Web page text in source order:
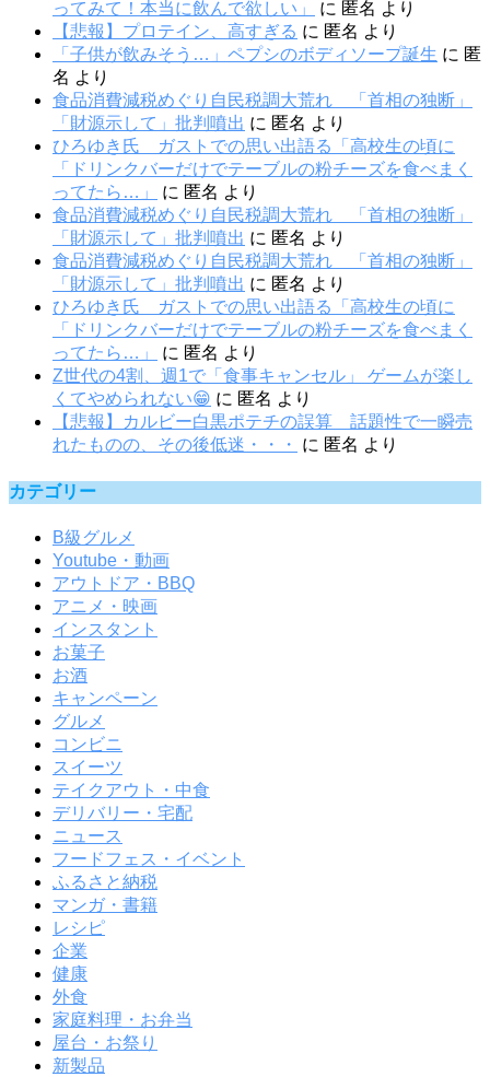
ってみて！本当に飲んで欲しい」 に 匿名 より
【悲報】プロテイン、高すぎる に 匿名 より
「子供が飲みそう…」ペプシのボディソープ誕生 に 匿
名 より
食品消費減税めぐり自民税調大荒れ 「首相の独断」
「財源示して」批判噴出 に 匿名 より
ひろゆき氏 ガストでの思い出語る「高校生の頃に
「ドリンクバーだけでテーブルの粉チーズを食べまく
ってたら…」
に 匿名 より
食品消費減税めぐり自民税調大荒れ 「首相の独断」
「財源示して」批判噴出 に 匿名 より
食品消費減税めぐり自民税調大荒れ 「首相の独断」
「財源示して」批判噴出 に 匿名 より
ひろゆき氏 ガストでの思い出語る「高校生の頃に
「ドリンクバーだけでテーブルの粉チーズを食べまく
ってたら…」
に 匿名 より
Z世代の4割、週1で「食事キャンセル」 ゲームが楽し
くてやめられない😁 に 匿名 より
【悲報】カルビー白黒ポテチの誤算 話題性で一瞬売
れたものの、その後低迷・・・
に 匿名 より
カテゴリー
B級グルメ
Youtube・動画
アウトドア・BBQ
アニメ・映画
インスタント
お菓子
お酒
キャンペーン
グルメ
コンビニ
スイーツ
テイクアウト・中食
デリバリー・宅配
ニュース
フードフェス・イベント
ふるさと納税
マンガ・書籍
レシピ
企業
健康
外食
家庭料理・お弁当
屋台・お祭り
新製品